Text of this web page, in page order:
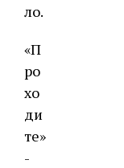
ло.
«П
ро
хо
ди
те»
-